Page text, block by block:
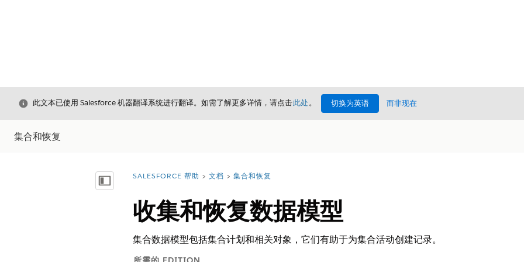
关闭
此文本已使用 Salesforce 机器翻译系统进行翻译。如需了解更多详情，请点击此处。 切换为英语 而非现在
集合和恢复
显示目录 您在此处：
SALESFORCE 帮助 文档 集合和恢复
收集和恢复数据模型
集合数据模型包括集合计划和相关对象，它们有助于为集合活动创建记录。